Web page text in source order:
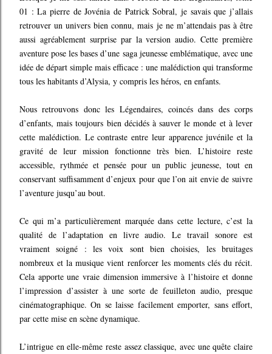
01 : La pierre de Jovénia de Patrick Sobral, je savais que j’allais
retrouver un univers bien connu, mais je ne m’attendais pas à être
aussi agréablement surprise par la version audio. Cette première
aventure pose les bases d’une saga jeunesse emblématique, avec une
idée de départ simple mais efficace : une malédiction qui transforme
tous les habitants d’Alysia, y compris les héros, en enfants.
Nous retrouvons donc les Légendaires, coincés dans des corps
d’enfants, mais toujours bien décidés à sauver le monde et à lever
cette malédiction. Le contraste entre leur apparence juvénile et la
gravité de leur mission fonctionne très bien. L’histoire reste
accessible, rythmée et pensée pour un public jeunesse, tout en
conservant suffisamment d’enjeux pour que l’on ait envie de suivre
l’aventure jusqu’au bout.
Ce qui m’a particulièrement marquée dans cette lecture, c’est la
qualité de l’adaptation en livre audio. Le travail sonore est
vraiment soigné : les voix sont bien choisies, les bruitages
nombreux et la musique vient renforcer les moments clés du récit.
Cela apporte une vraie dimension immersive à l’histoire et donne
l’impression d’assister à une sorte de feuilleton audio, presque
cinématographique. On se laisse facilement emporter, sans effort,
par cette mise en scène dynamique.
L’intrigue en elle-même reste assez classique, avec une quête claire